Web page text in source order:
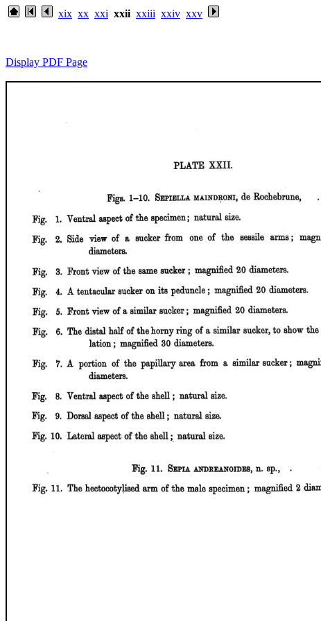
xix xx xxi xxii xxiii xxiv xxv
Display PDF Page